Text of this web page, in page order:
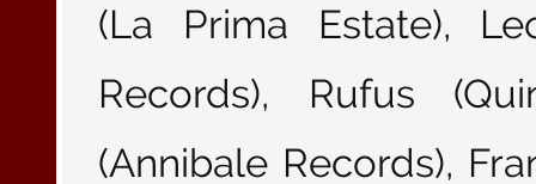
(La Prima Estate),
Records), Rufus
(Annibale Records),